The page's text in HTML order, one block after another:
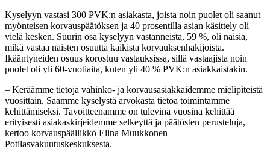
Kyselyyn vastasi 300 PVK:n asiakasta, joista noin puolet oli saanut
myönteisen korvauspäätöksen ja 40 prosentilla asian käsittely oli
vielä kesken. Suurin osa kyselyyn vastanneista, 59 %, oli naisia,
mikä vastaa naisten osuutta kaikista korvauksenhakijoista.
Ikääntyneiden osuus korostuu vastauksissa, sillä vastaajista noin
puolet oli yli 60-vuotiaita, kuten yli 40 % PVK:n asiakkaistakin.
– Keräämme tietoja vahinko- ja korvausasiakkaidemme mielipiteistä
vuosittain. Saamme kyselystä arvokasta tietoa toimintamme
kehittämiseksi. Tavoitteenamme on tulevina vuosina kehittää
erityisesti asiakaskirjeidemme selkeyttä ja päätösten perusteluja,
kertoo korvauspäällikkö Elina Muukkonen
Potilasvakuutuskeskuksesta.